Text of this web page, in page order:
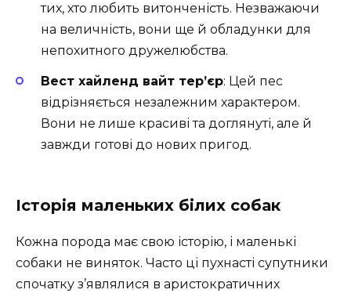
тих, хто любить витонченість. Незважаючи
на величність, вони ще й обладунки для
непохитного дружелюбства.
Вест хайленд вайт тер’єр: Цей пес
відрізняється незалежним характером.
Вони не лише красиві та доглянуті, але й
завжди готові до нових пригод.
Історія маленьких білих собак
Кожна порода має свою історію, і маленькі
собаки не виняток. Часто ці пухнасті супутники
спочатку з’являлися в аристократичних